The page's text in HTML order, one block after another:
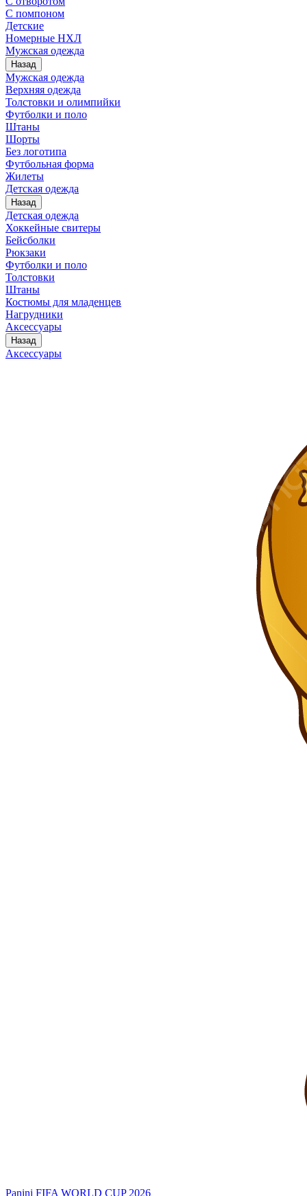
С помпоном
Детские
Номерные НХЛ
Мужская одежда
Назад
Мужская одежда
Верхняя одежда
Толстовки и олимпийки
Футболки и поло
Штаны
Шорты
Без логотипа
Футбольная форма
Жилеты
Детская одежда
Назад
Детская одежда
Хоккейные свитеры
Бейсболки
Рюкзаки
Футболки и поло
Толстовки
Штаны
Костюмы для младенцев
Нагрудники
Аксессуары
Назад
Аксессуары
Panini FIFA WORLD CUP 2026